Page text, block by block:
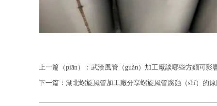
上一篇（piān）：武漢風管（guǎn）加工廠談哪些方麵可影
下一篇：湖北螺旋風管加工廠分享螺旋風管腐蝕（shí）的